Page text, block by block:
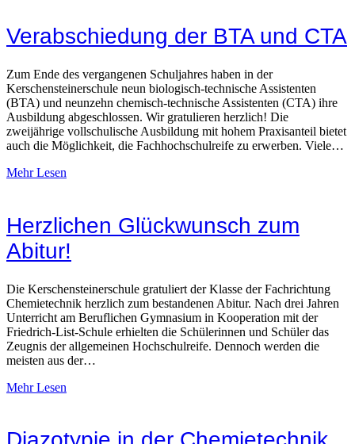
Verabschiedung der BTA und CTA
Zum Ende des vergangenen Schuljahres haben in der
Kerschensteinerschule neun biologisch-technische Assistenten
(BTA) und neunzehn chemisch-technische Assistenten (CTA) ihre
Ausbildung abgeschlossen. Wir gratulieren herzlich! Die
zweijährige vollschulische Ausbildung mit hohem Praxisanteil bietet
auch die Möglichkeit, die Fachhochschulreife zu erwerben. Viele…
Mehr Lesen
Herzlichen Glückwunsch zum
Abitur!
Die Kerschensteinerschule gratuliert der Klasse der Fachrichtung
Chemietechnik herzlich zum bestandenen Abitur. Nach drei Jahren
Unterricht am Beruflichen Gymnasium in Kooperation mit der
Friedrich-List-Schule erhielten die Schülerinnen und Schüler das
Zeugnis der allgemeinen Hochschulreife. Dennoch werden die
meisten aus der…
Mehr Lesen